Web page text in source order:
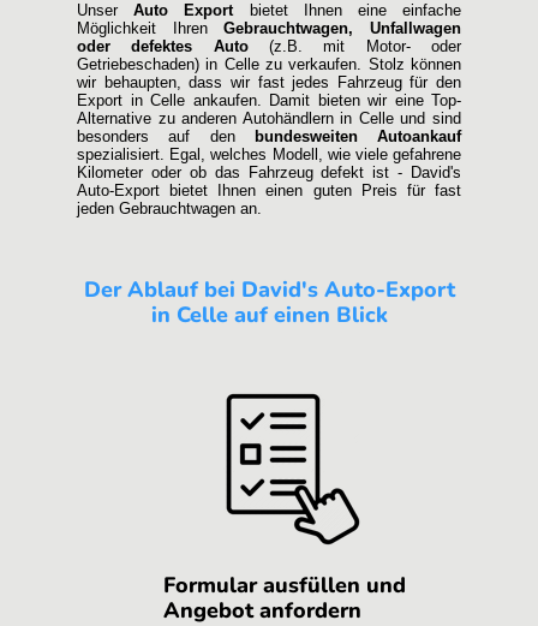
UnserAuto Exportbietet Ihnen eine einfache
Möglichkeit IhrenGebrauchtwagen, Unfallwagen
oder defektes Auto(z.B. mit Motor- oder
Getriebeschaden) in Celle zu verkaufen. Stolz können
wir behaupten, dass wir fast jedes Fahrzeug für den
Export in Celle ankaufen. Damit bieten wir eine Top-
Alternative zu anderen Autohändlern in Celle und sind
besonders auf den
bundesweiten Autoankauf
spezialisiert. Egal, welches Modell, wie viele gefahrene
Kilometer oder ob das Fahrzeug defekt ist - David's
Auto-Export bietet Ihnen einen guten Preis für fast
jeden Gebrauchtwagen an.
Der Ablauf bei David's Auto-Export
in Celle auf einen Blick
Formular ausfüllen und
Angebot anfordern